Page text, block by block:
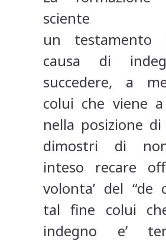
un testamento
causa di
succedere, a
colui che viene
nella posizione
dimostri di
inteso recare
volonta’ del “de
tal fine colui
indegno e’